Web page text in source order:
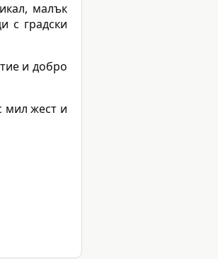
малък
с градски
и добро
мил жест и